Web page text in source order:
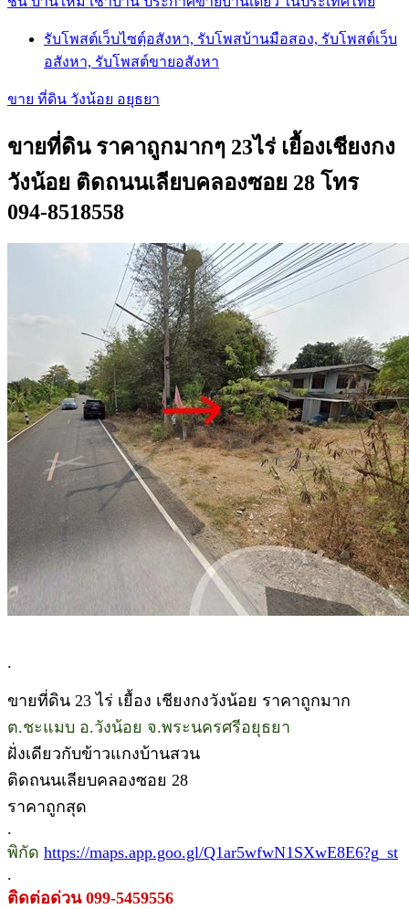
รับโพสต์เว็บไซตฺ์อสังหา, รับโพสบ้านมือสอง, รับโพสต์เว็บ
อสังหา, รับโพสต์ขายอสังหา
ขาย ที่ดิน วังน้อย อยุธยา
ขายที่ดิน ราคาถูกมากๆ 23ไร่ เยื้องเชียงกง
วังน้อย ติดถนนเลียบคลองซอย 28 โทร
094-8518558
.
ขายที่ดิน 23 ไร่ เยื้อง เชียงกงวังน้อย ราคาถูกมาก
ต.ชะแมบ อ.วังน้อย จ.พระนครศรีอยุธยา
ฝั่งเดียวกับข้าวแกงบ้านสวน
ติดถนนเลียบคลองซอย 28
ราคาถูกสุด
.
พิกัด https://maps.app.goo.gl/Q1ar5wfwN1SXwE8E6?g_st
.
ติดต่อด่วน 099-5459556